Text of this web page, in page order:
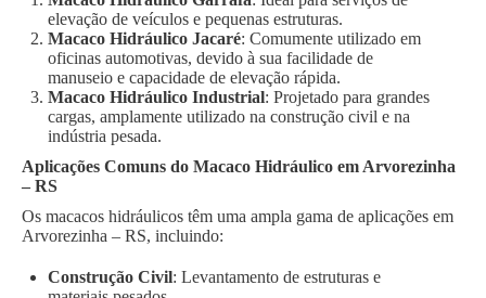
elevação de veículos e pequenas estruturas.
Macaco Hidráulico Jacaré: Comumente utilizado em
oficinas automotivas, devido à sua facilidade de
manuseio e capacidade de elevação rápida.
Macaco Hidráulico Industrial: Projetado para grandes
cargas, amplamente utilizado na construção civil e na
indústria pesada.
Aplicações Comuns do Macaco Hidráulico em Arvorezinha
– RS
Os macacos hidráulicos têm uma ampla gama de aplicações em
Arvorezinha – RS, incluindo:
Construção Civil: Levantamento de estruturas e